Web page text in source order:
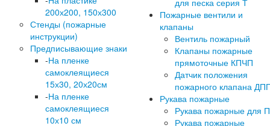
200х200, 150х300
Стенды (пожарные
инструкции)
Предписывающие знаки
-На пленке
самоклеящиеся
15х30, 20х20см
-На пленке
самоклеящиеся
10х10 см
Пожарные вентили и
клапаны
Вентиль пожарный
Клапаны пожарные
прямоточные КПЧП
Датчик положения
пожарного клапана
Рукава пожарные
Рукава пожарные для
Рукава пожарные